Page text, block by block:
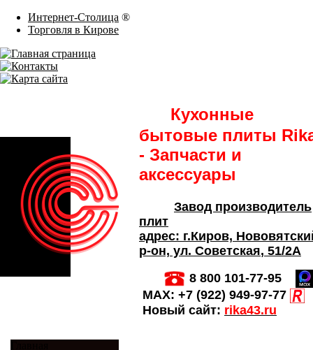
Интернет-Столица ®
Торговля в Кирове
Кухонные
бытовые плиты
- Запчасти и
аксессуары
Завод производитель
плит
адрес: г.Киров,
р-он, ул. Советская, 51/2А
8 800 101-77-95
MAX: +7 (922) 949-97-77
Новый сайт: rika43.ru